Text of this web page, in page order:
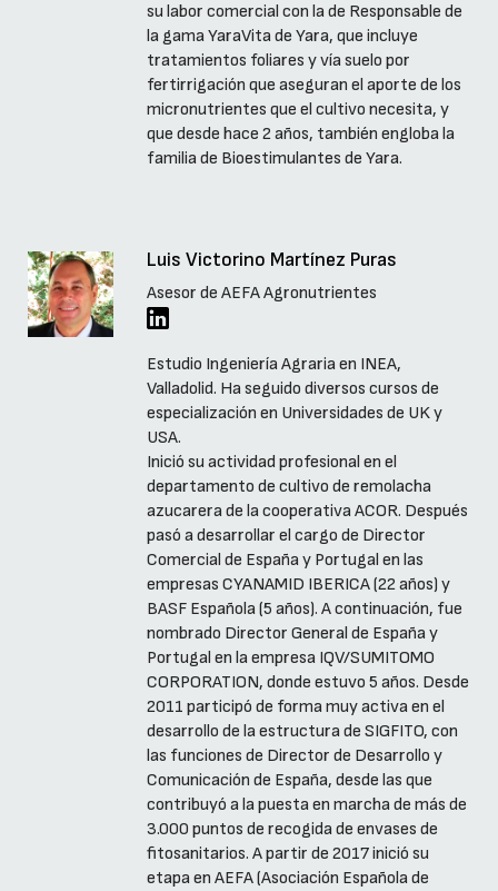
su labor comercial con la de Responsable de
la gama YaraVita de Yara, que incluye
tratamientos foliares y vía suelo por
fertirrigación que aseguran el aporte de los
micronutrientes que el cultivo necesita, y
que desde hace 2 años, también engloba la
familia de Bioestimulantes de Yara.
Luis Victorino Martínez Puras
Asesor de AEFA Agronutrientes
Estudio Ingeniería Agraria en INEA,
Valladolid. Ha seguido diversos cursos de
especialización en Universidades de UK y
USA.
Inició su actividad profesional en el
departamento de cultivo de remolacha
azucarera de la cooperativa ACOR. Después
pasó a desarrollar el cargo de Director
Comercial de España y Portugal en las
empresas CYANAMID IBERICA (22 años) y
BASF Española (5 años). A continuación, fue
nombrado Director General de España y
Portugal en la empresa IQV/SUMITOMO
CORPORATION, donde estuvo 5 años. Desde
2011 participó de forma muy activa en el
desarrollo de la estructura de SIGFITO, con
las funciones de Director de Desarrollo y
Comunicación de España, desde las que
contribuyó a la puesta en marcha de más de
3.000 puntos de recogida de envases de
fitosanitarios. A partir de 2017 inició su
etapa en AEFA (Asociación Española de